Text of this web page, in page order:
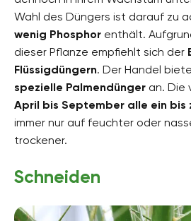
Wahl des Düngers ist darauf zu
wenig Phosphor enthält.
dieser Pflanze empfiehlt sich der
Flüssigdüngern. Der Handel
spezielle Palmendünger an. Die
April bis September alle ein bis
immer nur auf feuchter oder
trockener.
Schneiden